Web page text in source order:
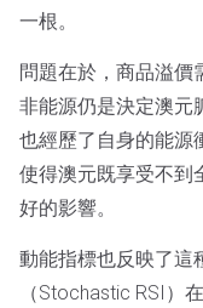
一根。
問題在於，商品溢價
非能源仍是決定澳元
也經歷了自身的能源
使得澳元既享受不到
好的影響。
動能指標也反映了這
（Stochastic RSI）